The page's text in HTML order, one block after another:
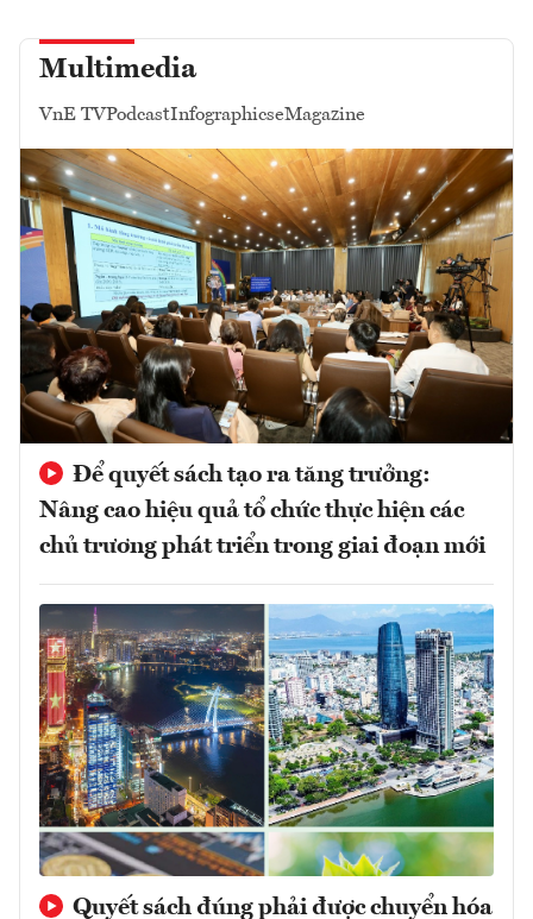
Multimedia
VnE TVPodcastInfographicseMagazine
Để quyết sách tạo ra tăng trưởng:
Nâng cao hiệu quả tổ chức thực hiện các
chủ trương phát triển trong giai đoạn mới
Quyết sách đúng phải được chuyển hóa